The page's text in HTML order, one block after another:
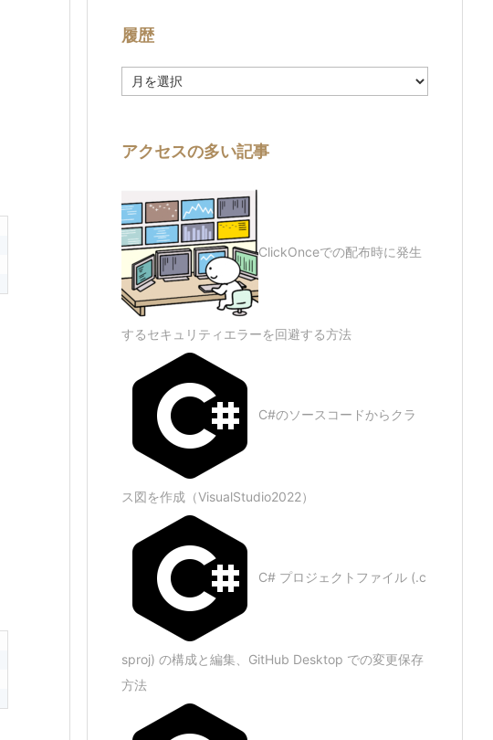
履歴
歴
アクセスの多い記事
ClickOnceでの配布時に発生
するセキュリティエラーを回避する方法
C#のソースコードからクラ
ス図を作成（VisualStudio2022）
C# プロジェクトファイル (.c
sproj) の構成と編集、GitHub Desktop での変更保存
方法